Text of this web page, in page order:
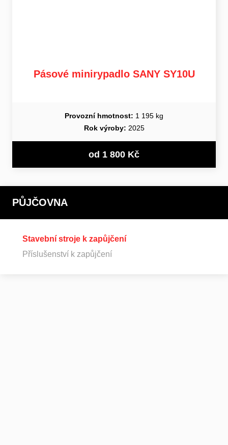
Pásové minirypadlo SANY SY10U
Provozní hmotnost: 1 195 kg
Rok výroby: 2025
od 1 800 Kč
PŮJČOVNA
Stavební stroje k zapůjčení
Příslušenství k zapůjčení